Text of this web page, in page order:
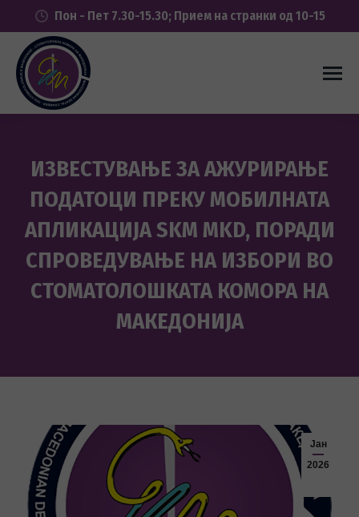
Пон - Пет 7.30-15.30; Прием на странки од 10-15
ИЗВЕСТУВАЊЕ ЗА АЖУРИРАЊЕ
ПОДАТОЦИ ПРЕКУ МОБИЛНАТА
АПЛИКАЦИЈА SKM MKD, ПОРАДИ
СПРОВЕДУВАЊЕ НА ИЗБОРИ ВО
СТОМАТОЛОШКАТА КОМОРА НА
МАКЕДОНИЈА
Јан
2026